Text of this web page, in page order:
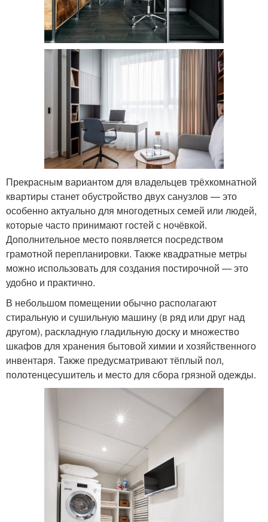
Прекрасным вариантом для владельцев трёхкомнатной
квартиры станет обустройство двух санузлов — это
особенно актуально для многодетных семей или людей,
которые часто принимают гостей с ночёвкой.
Дополнительное место появляется посредством
грамотной перепланировки. Также квадратные метры
можно использовать для создания постирочной — это
удобно и практично.
В небольшом помещении обычно располагают
стиральную и сушильную машину (в ряд или друг над
другом), раскладную гладильную доску и множество
шкафов для хранения бытовой химии и хозяйственного
инвентаря. Также предусматривают тёплый пол,
полотенцесушитель и место для сбора грязной одежды.